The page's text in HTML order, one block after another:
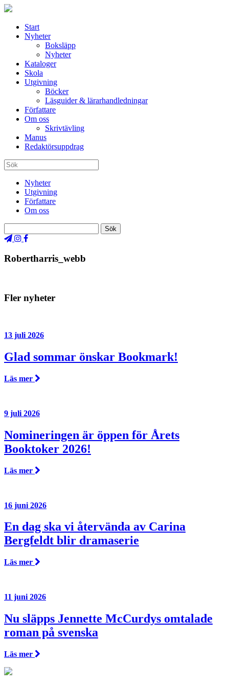
Start
Nyheter
Boksläpp
Nyheter
Kataloger
Skola
Utgivning
Böcker
Läsguider & lärarhandledningar
Författare
Om oss
Skrivtävling
Manus
Redaktörsuppdrag
Nyheter
Utgivning
Författare
Om oss
Robertharris_webb
Fler nyheter
13 juli 2026
Glad sommar önskar Bookmark!
Läs mer
9 juli 2026
Nomineringen är öppen för Årets
Booktoker 2026!
Läs mer
16 juni 2026
En dag ska vi återvända av Carina
Bergfeldt blir dramaserie
Läs mer
11 juni 2026
Nu släpps Jennette McCurdys omtalade
roman på svenska
Läs mer